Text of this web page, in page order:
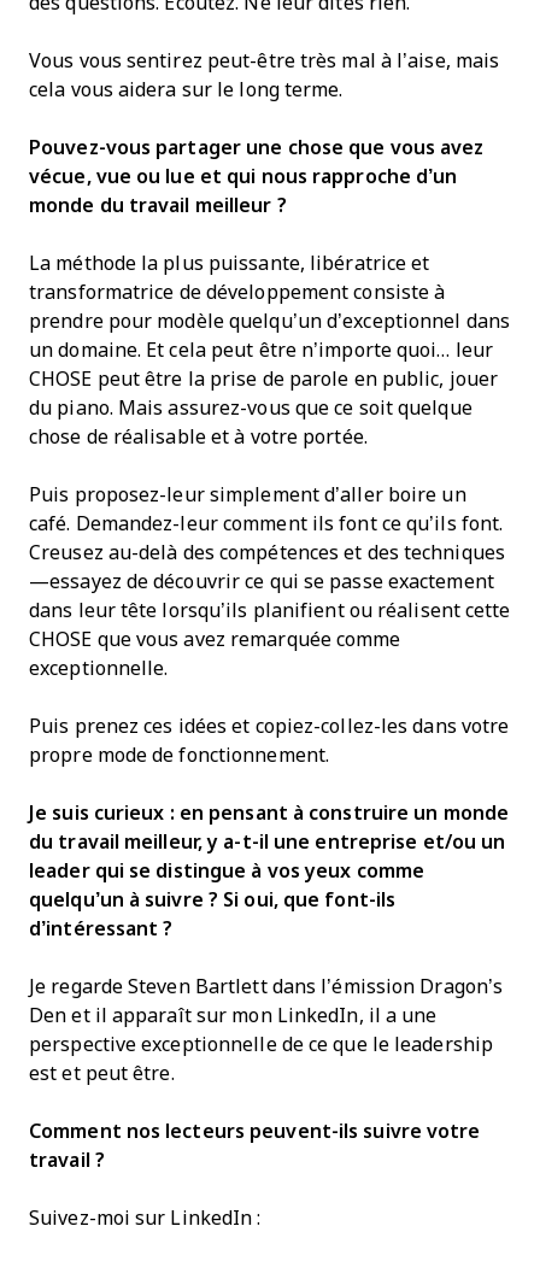
Vous vous sentirez peut-être très mal à l’aise, mais
cela vous aidera sur le long terme.
Pouvez-vous partager une chose que vous avez
vécue, vue ou lue et qui nous rapproche d’un
monde du travail meilleur ?
La méthode la plus puissante, libératrice et
transformatrice de développement consiste à
prendre pour modèle quelqu’un d’exceptionnel dans
un domaine. Et cela peut être n’importe quoi… leur
CHOSE peut être la prise de parole en public, jouer
du piano. Mais assurez-vous que ce soit quelque
chose de réalisable et à votre portée.
Puis proposez-leur simplement d’aller boire un
café. Demandez-leur comment ils font ce qu’ils font.
Creusez au-delà des compétences et des techniques
—essayez de découvrir ce qui se passe exactement
dans leur tête lorsqu’ils planifient ou réalisent cette
CHOSE que vous avez remarquée comme
exceptionnelle.
Puis prenez ces idées et copiez-collez-les dans votre
propre mode de fonctionnement.
Je suis curieux : en pensant à construire un monde
du travail meilleur, y a-t-il une entreprise et/ou un
leader qui se distingue à vos yeux comme
quelqu’un à suivre ? Si oui, que font-ils
d’intéressant ?
Je regarde Steven Bartlett dans l’émission Dragon’s
Den et il apparaît sur mon LinkedIn, il a une
perspective exceptionnelle de ce que le leadership
est et peut être.
Comment nos lecteurs peuvent-ils suivre votre
travail ?
Suivez-moi sur LinkedIn :